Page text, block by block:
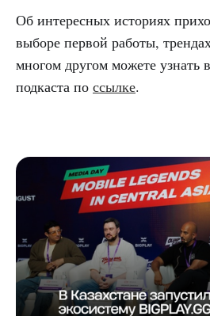
Об интересных историях
выборе первой работы,
многом другом можете узнать
подкаста по ссылке.